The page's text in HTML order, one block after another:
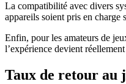
La compatibilité avec divers
appareils soient pris en charge
Enfin, pour les amateurs de
l’expérience devient
Taux de retour au